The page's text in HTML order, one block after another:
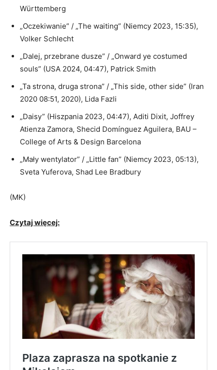
Württemberg
„Oczekiwanie” / „The waiting” (Niemcy 2023, 15:35),
Volker Schlecht
„Dalej, przebrane dusze” / „Onward ye costumed
souls” (USA 2024, 04:47), Patrick Smith
„Ta strona, druga strona” / „This side, other side” (Iran
2020 08:51, 2020), Lida Fazli
„Daisy” (Hiszpania 2023, 04:47), Aditi Dixit, Joffrey
Atienza Zamora, Shecid Domínguez Aguilera, BAU –
College of Arts & Design Barcelona
„Mały wentylator” / „Little fan” (Niemcy 2023, 05:13),
Sveta Yuferova, Shad Lee Bradbury
(MK)
Czytaj więcej: